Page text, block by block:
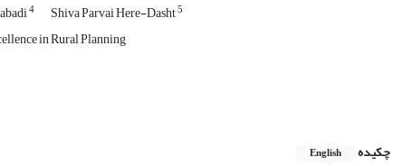
4 Shiva Parvai Here-Dasht5
in Rural Planning
چکیده
English